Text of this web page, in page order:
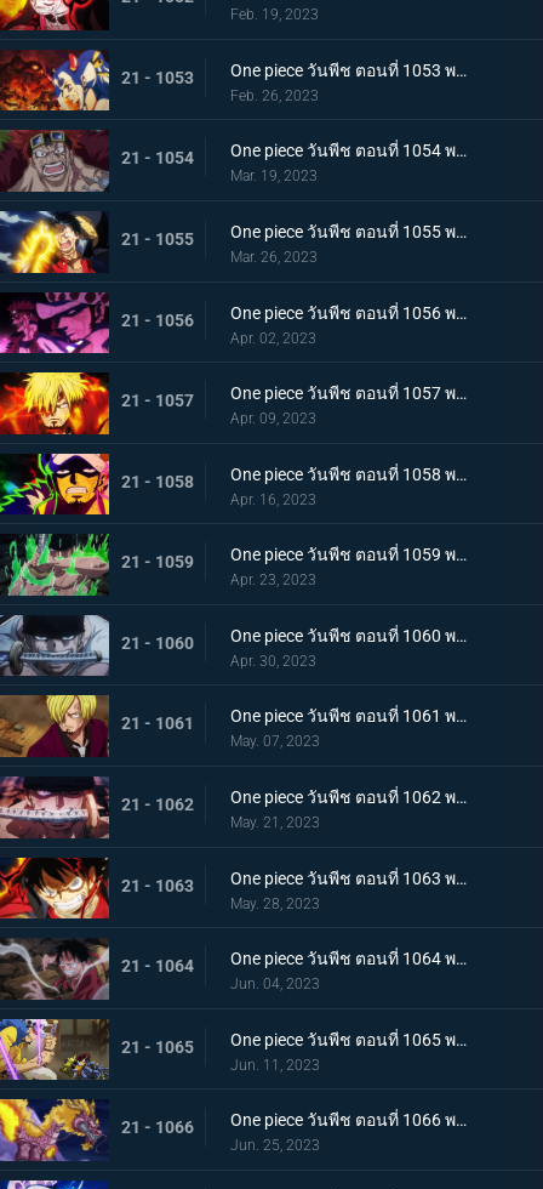
Feb. 19, 2023
21 - 1053 One piece วันพีช ตอนที่ 1053 พากย์ไทย ซันจิกลายพันธุ์ แขนทั้ง 2 เจอวิกฤติ!
Feb. 26, 2023
21 - 1054 One piece วันพีช ตอนที่ 1054 พากย์ไทย คู่หูต้องตาย! เดิมพันมรณะของคิลเลอร์
Mar. 19, 2023
21 - 1055 One piece วันพีช ตอนที่ 1055 พากย์ไทย ร่างเงาดึงเชือก! โอนิกาชิมะในเปลวเพลิง
Mar. 26, 2023
21 - 1056 One piece วันพีช ตอนที่ 1056 พากย์ไทย การโต้กลับ! ท่าผสานของคิดกับลอว์โต้กลับ
Apr. 02, 2023
21 - 1057 One piece วันพีช ตอนที่ 1057 พากย์ไทย เพื่อลูฟี่ คำสาบานของซันจิกับโซโร
Apr. 09, 2023
21 - 1058 One piece วันพีช ตอนที่ 1058 พากย์ไทย การจู่โจมของนักบวชเพลิงผลาญ เงื้อมมือปีศาจของโอโรจิที่คืบคลานเข้ามา
Apr. 16, 2023
21 - 1059 One piece วันพีช ตอนที่ 1059 พากย์ไทย โซโลตกที่นั่งลำบาก สัตว์ประหลาดคิงแห่งอัคคีภัย
Apr. 23, 2023
21 - 1060 One piece วันพีช ตอนที่ 1060 พากย์ไทย ความลับของเอ็นมะ ดาบปีศาจที่ฝากไว้กับโซโล
Apr. 30, 2023
21 - 1061 One piece วันพีช ตอนที่ 1061 พากย์ไทย หนึ่งการโจมตีของเทพอสูร ซันจิ ปะทะ ควีน
May. 07, 2023
21 - 1062 One piece วันพีช ตอนที่ 1062 พากย์ไทย วิชาสามดาบแห่งราชัน โซโล ปะทะ คิง
May. 21, 2023
21 - 1063 One piece วันพีช ตอนที่ 1063 พากย์ไทย ลูฟี่กระฉับกระเฉง จุดหักเหของยุคสมัยใหม่
May. 28, 2023
21 - 1064 One piece วันพีช ตอนที่ 1064 พากย์ไทย มังกรเมาแปดทิศ มังกรไร้ระเบียบที่เข้าประชิดลูฟี่
Jun. 04, 2023
21 - 1065 One piece วันพีช ตอนที่ 1065 พากย์ไทย พันธมิตรล่มสลาย ความมุ่งมั่นของยุคสมัยใหม่จงลุกโชน
Jun. 11, 2023
21 - 1066 One piece วันพีช ตอนที่ 1066 พากย์ไทย ตัวเอกมาแล้ว สุดยอดท่าจากคลื่นและแม่เหล็ก
Jun. 25, 2023